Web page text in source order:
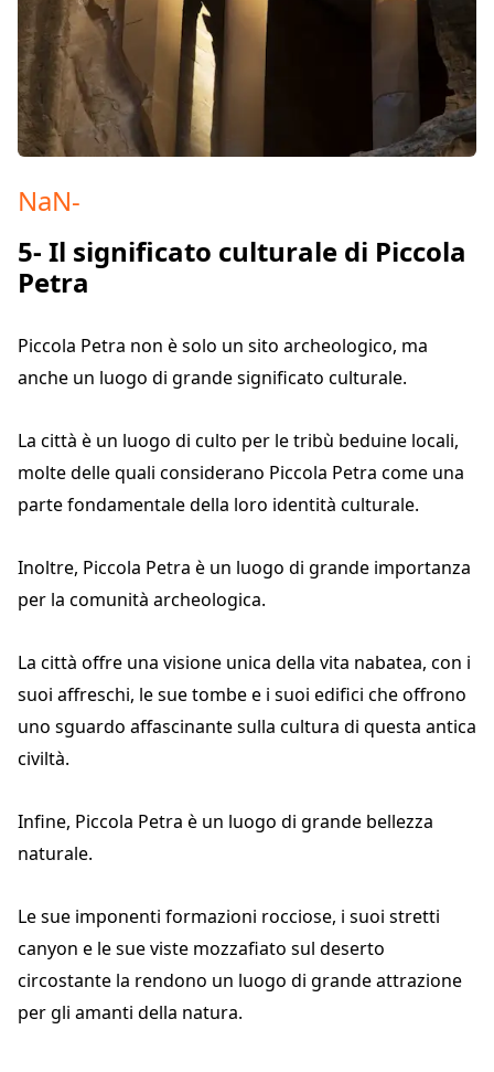
NaN-
5- Il significato culturale di Piccola
Petra
Piccola Petra non è solo un sito archeologico, ma
anche un luogo di grande significato culturale.
La città è un luogo di culto per le tribù beduine locali,
molte delle quali considerano Piccola Petra come una
parte fondamentale della loro identità culturale.
Inoltre, Piccola Petra è un luogo di grande importanza
per la comunità archeologica.
La città offre una visione unica della vita nabatea, con i
suoi affreschi, le sue tombe e i suoi edifici che offrono
uno sguardo affascinante sulla cultura di questa antica
civiltà.
Infine, Piccola Petra è un luogo di grande bellezza
naturale.
Le sue imponenti formazioni rocciose, i suoi stretti
canyon e le sue viste mozzafiato sul deserto
circostante la rendono un luogo di grande attrazione
per gli amanti della natura.